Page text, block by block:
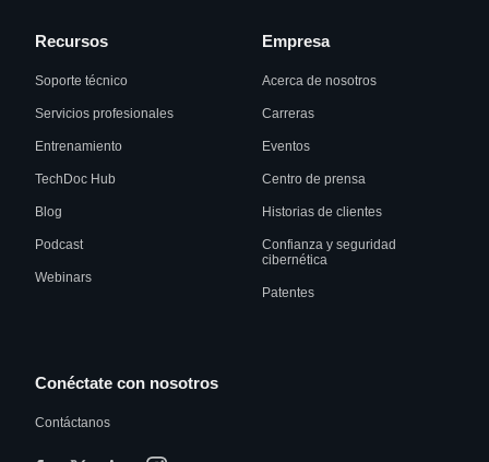
Recursos
Soporte técnico
Servicios profesionales
Entrenamiento
TechDoc Hub
Blog
Podcast
Webinars
Empresa
Acerca de nosotros
Carreras
Eventos
Centro de prensa
Historias de clientes
Confianza y seguridad
cibernética
Patentes
Conéctate con nosotros
Contáctanos